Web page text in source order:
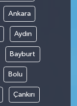
Ankara
Aydın
Bayburt
Bolu
Çankırı